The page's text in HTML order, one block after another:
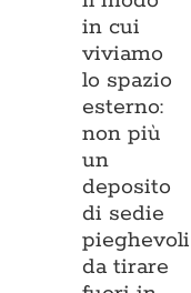
in cui
viviamo
lo spazio
esterno:
non più
un
deposito
di sedie
pieghevoli
da tirare